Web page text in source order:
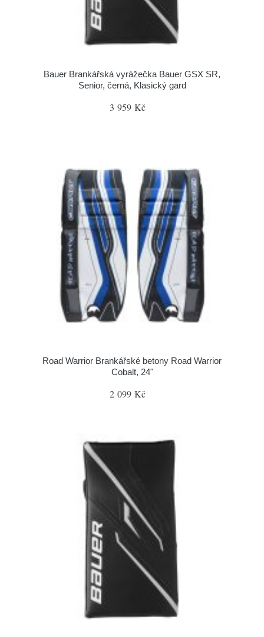
Bauer Brankářská vyrážečka Bauer GSX SR,
Senior, černá, Klasický gard
3 959 Kč
Road Warrior Brankářské betony Road Warrior
Cobalt, 24"
2 099 Kč